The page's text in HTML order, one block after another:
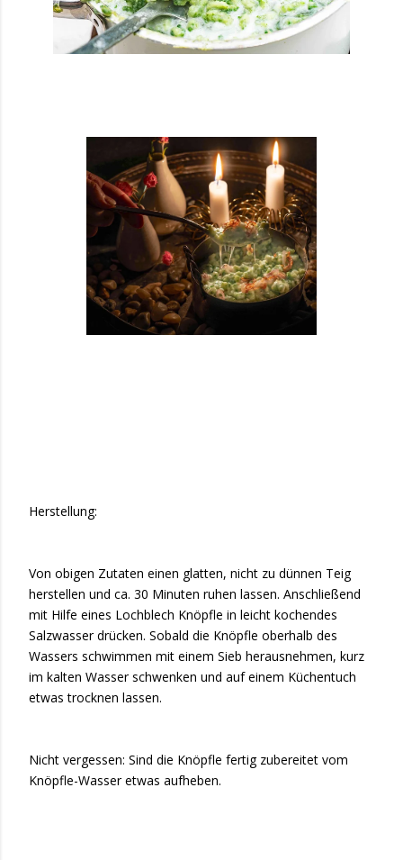
Herstellung:
Von obigen Zutaten einen glatten, nicht zu dünnen Teig
herstellen und ca. 30 Minuten ruhen lassen. Anschließend
mit Hilfe eines Lochblech Knöpfle in leicht kochendes
Salzwasser drücken. Sobald die Knöpfle oberhalb des
Wassers schwimmen mit einem Sieb herausnehmen, kurz
im kalten Wasser schwenken und auf einem Küchentuch
etwas trocknen lassen.
Nicht vergessen: Sind die Knöpfle fertig zubereitet vom
Knöpfle-Wasser etwas aufheben.